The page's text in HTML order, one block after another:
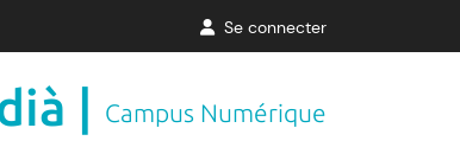
Se connecter
| Campus Numérique